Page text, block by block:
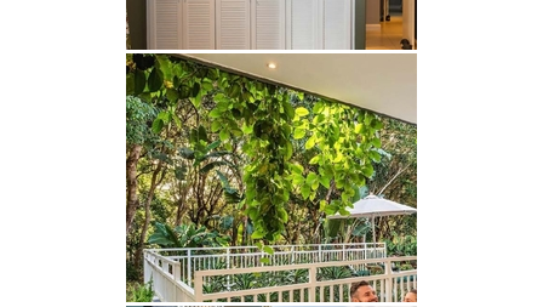
EINRICHTUNGEN VOR ORT
Die Apartments verfügen über einen gemeinsamen
Swimmingpool (kein Poolnetz), einen großen
Unterhaltungsbereich mit Grillmöglichkeiten und
bieten eine spektakuläre Aussicht. Für Ihre
Fahrzeuge stehen sichere Parkplätze zur
Verfügung und es gibt einen 24-Stunden-
Sicherheitsdienst. Bitte bringen Sie Ihre eigenen
Strandtücher mit.